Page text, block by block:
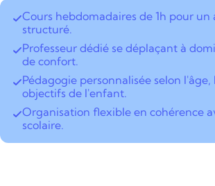
Cours hebdomadaires de 1h pour un
structuré.
Professeur dédié se déplaçant à
de confort.
Pédagogie personnalisée selon
objectifs de l'enfant.
Organisation flexible en cohérence
scolaire.